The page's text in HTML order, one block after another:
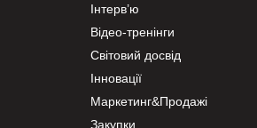
Інтерв’ю
Відео-тренінги
Світовий досвід
Інновації
Маркетинг&Продажі
Закупки